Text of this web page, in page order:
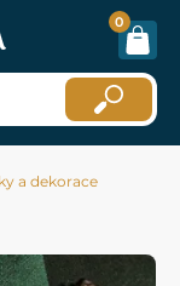
0
a dekorace